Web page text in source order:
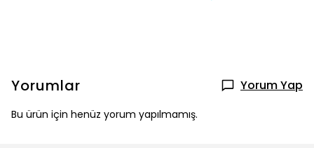
Yorumlar Yorum Yap
Bu ürün için henüz yorum yapılmamış.